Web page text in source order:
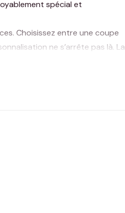
spécial et
Choisissez entre une coupe
ne s’arrête pas là. La
de joie et une affirmation